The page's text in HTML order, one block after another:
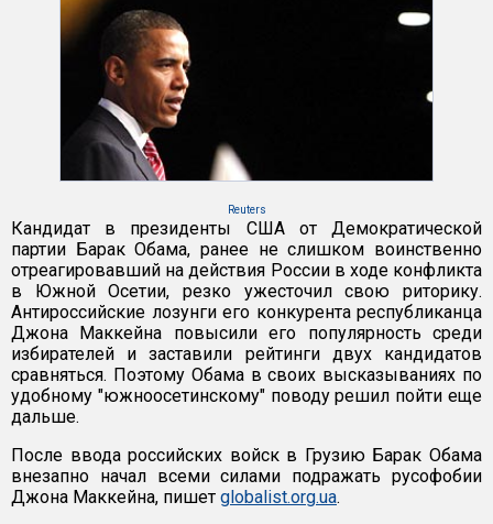
Reuters
Кандидат в президенты США от Демократической
партии Барак Обама, ранее не слишком воинственно
отреагировавший на действия России в ходе конфликта
в Южной Осетии, резко ужесточил свою риторику.
Антироссийские лозунги его конкурента республиканца
Джона Маккейна повысили его популярность среди
избирателей и заставили рейтинги двух кандидатов
сравняться. Поэтому Обама в своих высказываниях по
удобному "южноосетинскому" поводу решил пойти еще
дальше.
После ввода российских войск в Грузию Барак Обама
внезапно начал всеми силами подражать русофобии
Джона Маккейна, пишет globalist.org.ua.